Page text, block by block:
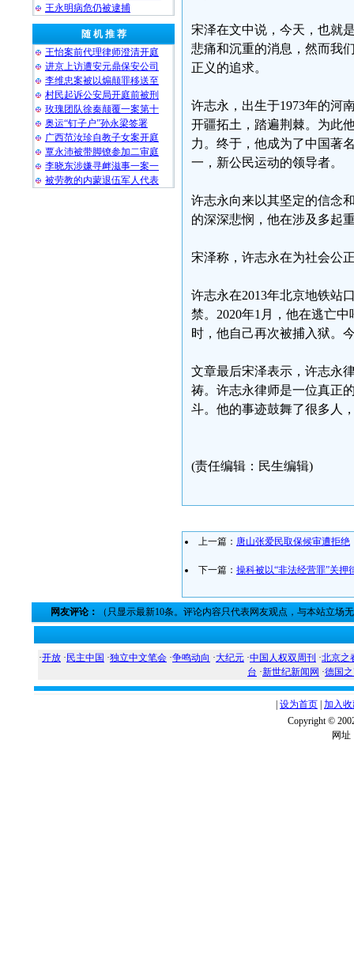
王永明病危仍被逮捕
随 机 推 荐
王怡案前代理律师澄清开庭
进京上访遭安元鼎保安公司
李维忠案被以煽颠罪移送至
村民起诉公安局开庭前被刑
玫瑰团队徐秦颠覆一案第十
奥运“钉子户”孙永梁签署
广西范汝珍自教子女案开庭
覃永沛被带脚镣参加二审庭
李晓东涉嫌寻衅滋事一案一
被劳教的内蒙退伍军人代表
宋泽在文中说，今天，也就
悲痛和沉重的消息，然而我
正义的追求。
许志永，出生于1973年的河
开疆拓土，踏遍荆棘。为此
力。终于，他成为了中国著
一，新公民运动的领导者。
许志永向来以其坚定的信念
的深深悲悯，他在涉及多起
宋泽称，许志永在为社会公
许志永在2013年北京地铁站
禁。2020年1月，他在逃亡
时，他自己再次被捕入狱。
文章最后宋泽表示，许志永
祷。许志永律师是一位真正
斗。他的事迹鼓舞了很多人
(责任编辑：民生编辑)
上一篇： 唐山张爱民取保候审遭拒绝
下一篇： 操科被以“非法经营罪”关押
网友评论： （只显示最新10条。评论内容只代表网友观点，与本站立场
·开放 · 民主中国 ·独立中文笔会 ·争鸣动向 ·大纪元 ·中国人权双周刊 ·北京之
台 ·新世纪新闻网 ·德国
设为首页 加入
Copyright ©
网址